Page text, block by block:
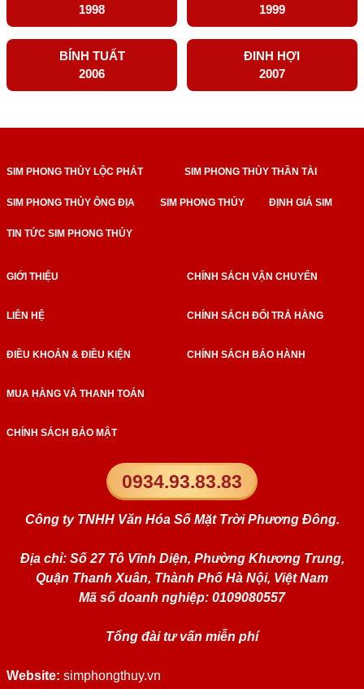
1998
1999
BÍNH TUẤT
2006
ĐINH HỢI
2007
SIM PHONG THỦY LỘC PHÁT SIM PHONG THỦY THẦN TÀI
SIM PHONG THỦY ÔNG ĐỊA SIM PHONG THỦY ĐỊNH GIÁ SIM
TIN TỨC SIM PHONG THỦY
Website: simphongthuy.vn
0934.93.83.83
Công ty TNHH Văn Hóa Số Mặt Trời Phương Đông.
Địa chỉ: Số 27 Tô Vĩnh Diện, Phường Khương Trung,
Quận Thanh Xuân, Thành Phố Hà Nội, Việt Nam
Mã số doanh nghiệp: 0109080557
Tổng đài tư vấn miễn phí
GIỚI THIỆU
LIÊN HỆ
ĐIỀU KHOẢN & ĐIỀU KIỆN
MUA HÀNG VÀ THANH TOÁN
CHÍNH SÁCH BẢO MẬT
CHÍNH SÁCH VẬN CHUYỂN
CHÍNH SÁCH ĐỔI TRẢ HÀNG
CHÍNH SÁCH BẢO HÀNH